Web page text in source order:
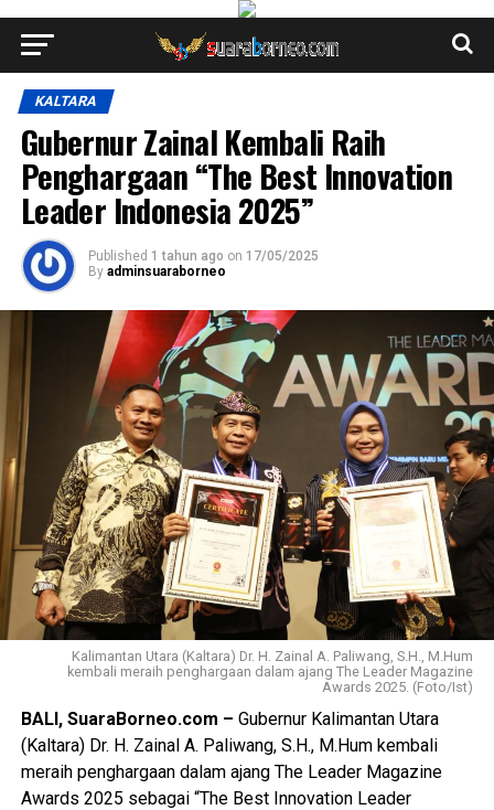
KALTARA
Gubernur Zainal Kembali Raih
Penghargaan “The Best Innovation
Leader Indonesia 2025”
Published 1 tahun ago on 17/05/2025
By adminsuaraborneo
Kalimantan Utara (Kaltara) Dr. H. Zainal A. Paliwang, S.H., M.Hum
kembali meraih penghargaan dalam ajang The Leader Magazine
Awards 2025. (Foto/Ist)
BALI, SuaraBorneo.com – Gubernur Kalimantan Utara
(Kaltara) Dr. H. Zainal A. Paliwang, S.H., M.Hum kembali
meraih penghargaan dalam ajang The Leader Magazine
Awards 2025 sebagai “The Best Innovation Leader